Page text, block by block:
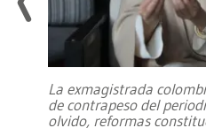
La exmagistrada
de contrapeso del
olvido, reformas